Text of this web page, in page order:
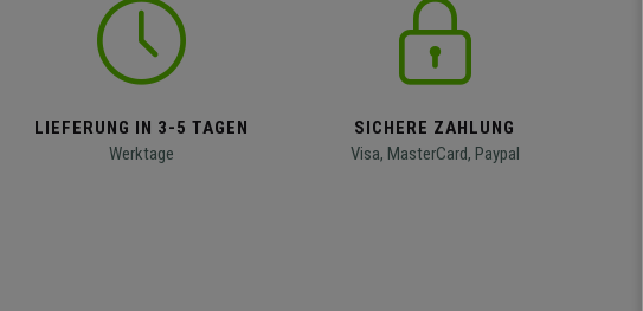
LIEFERUNG IN 3-5 TAGEN
Werktage
SICHERE ZAHLUNG
Visa, MasterCard, Paypal